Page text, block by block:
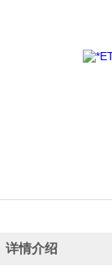
详情介绍